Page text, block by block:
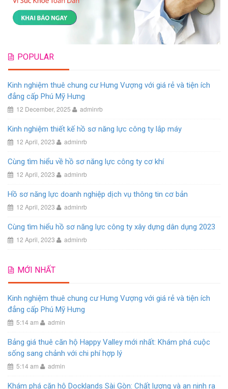
POPULAR
Kinh nghiệm thuê chung cư Hưng Vượng với giá rẻ và tiện ích
đẳng cấp Phú Mỹ Hưng
12 December, 2025 adminrb
Kinh nghiệm thiết kế hồ sơ năng lực công ty lắp máy
12 April, 2023 adminrb
Cùng tìm hiểu về hồ sơ năng lực công ty cơ khí
12 April, 2023 adminrb
Hồ sơ năng lực doanh nghiệp dịch vụ thông tin cơ bản
12 April, 2023 adminrb
Cùng tìm hiểu hồ sơ năng lực công ty xây dựng dân dụng 2023
12 April, 2023 adminrb
MỚI NHẤT
Kinh nghiệm thuê chung cư Hưng Vượng với giá rẻ và tiện ích
đẳng cấp Phú Mỹ Hưng
5:14 am admin
Bảng giá thuê căn hộ Happy Valley mới nhất: Khám phá cuộc
sống sang chảnh với chi phí hợp lý
5:14 am admin
Khám phá căn hộ Docklands Sài Gòn: Chất lượng và an ninh ra